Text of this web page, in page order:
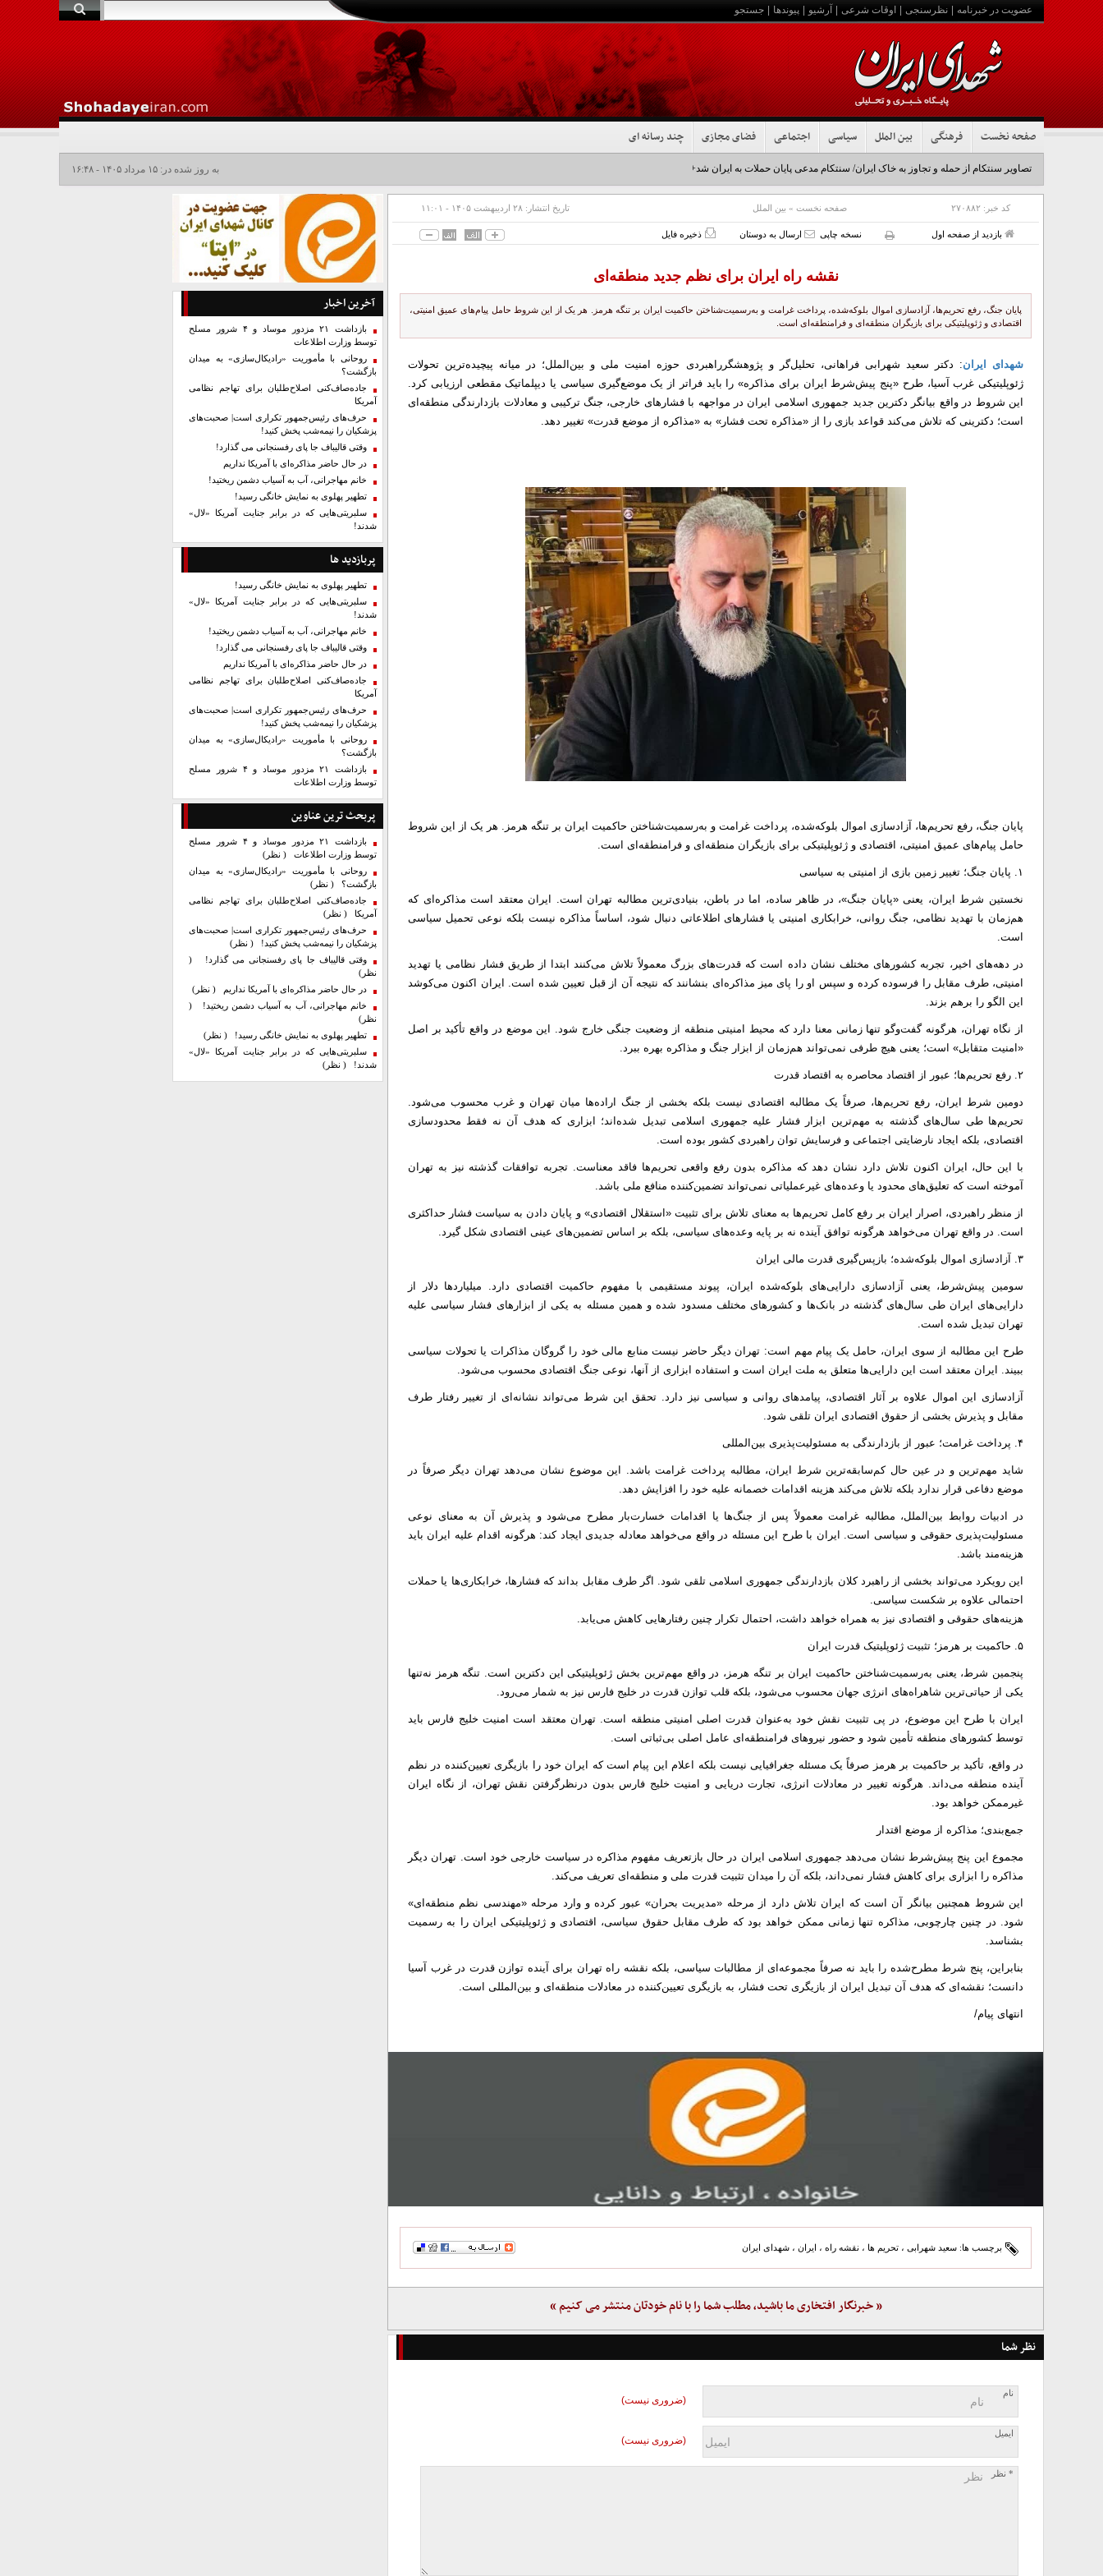
عضویت در خبرنامه نظرسنجی اوقات شرعی آرشیو پیوندها جستجو
صفحه نخست فرهنگی بین الملل سیاسی اجتماعی فضای مجازی چند رسانه ای
تصاویر سنتکام از حمله و تجاوز به خاک ایران/ سنتکام مدعی پایان حملات به ایران شد+فیلم به روز شده در: ۱۵ مرداد ۱۴۰۵ - ۱۶:۴۸
کد خبر: ۲۷۰۸۸۲ صفحه نخست » بین الملل تاریخ انتشار: ۲۸ ارديبهشت ۱۴۰۵ - ۱۱:۰۱
بازدید از صفحه اول نسخه چاپی ارسال به دوستان ذخیره فایل
نقشه راه ایران برای نظم جدید منطقه‌ای
پایان جنگ، رفع تحریم‌ها، آزادسازی اموال بلوکه‌شده، پرداخت غرامت و به‌رسمیت‌شناختن حاکمیت ایران بر تنگه هرمز. هر یک از این شروط حامل پیام‌های عمیق امنیتی،
اقتصادی و ژئوپلیتیکی برای بازیگران منطقه‌ای و فرامنطقه‌ای است.
شهدای ایران: دکتر سعید شهرابی فراهانی، تحلیل‌گر و پژوهشگرراهبردی حوزه امنیت ملی و بین‌الملل؛ در میانه پیچیده‌ترین تحولات
ژئوپلیتیکی غرب آسیا، طرح «پنج پیش‌شرط ایران برای مذاکره» را باید فراتر از یک موضع‌گیری سیاسی یا دیپلماتیک مقطعی ارزیابی کرد.
این شروط در واقع بیانگر دکترین جدید جمهوری اسلامی ایران در مواجهه با فشار‌های خارجی، جنگ ترکیبی و معادلات بازدارندگی منطقه‌ای
است؛ دکترینی که تلاش می‌کند قواعد بازی را از «مذاکره تحت فشار» به «مذاکره از موضع قدرت» تغییر دهد.
پایان جنگ، رفع تحریم‌ها، آزادسازی اموال بلوکه‌شده، پرداخت غرامت و به‌رسمیت‌شناختن حاکمیت ایران بر تنگه هرمز. هر یک از این شروط
حامل پیام‌های عمیق امنیتی، اقتصادی و ژئوپلیتیکی برای بازیگران منطقه‌ای و فرامنطقه‌ای است.
۱. پایان جنگ؛ تغییر زمین بازی از امنیتی به سیاسی
نخستین شرط ایران، یعنی «پایان جنگ»، در ظاهر ساده، اما در باطن، بنیادی‌ترین مطالبه تهران است. ایران معتقد است مذاکره‌ای که
هم‌زمان با تهدید نظامی، جنگ روانی، خرابکاری امنیتی یا فشار‌های اطلاعاتی دنبال شود، اساساً مذاکره نیست بلکه نوعی تحمیل سیاسی
است.
در دهه‌های اخیر، تجربه کشور‌های مختلف نشان داده است که قدرت‌های بزرگ معمولاً تلاش می‌کنند ابتدا از طریق فشار نظامی یا تهدید
امنیتی، طرف مقابل را فرسوده کرده و سپس او را پای میز مذاکره‌ای بنشانند که نتیجه آن از قبل تعیین شده است. ایران اکنون می‌کوشد
این الگو را برهم بزند.
از نگاه تهران، هرگونه گفت‌و‌گو تنها زمانی معنا دارد که محیط امنیتی منطقه از وضعیت جنگی خارج شود. این موضع در واقع تأکید بر اصل
«امنیت متقابل» است؛ یعنی هیچ طرفی نمی‌تواند هم‌زمان از ابزار جنگ و مذاکره بهره ببرد.
۲. رفع تحریم‌ها؛ عبور از اقتصاد محاصره به اقتصاد قدرت
دومین شرط ایران، رفع تحریم‌ها، صرفاً یک مطالبه اقتصادی نیست بلکه بخشی از جنگ اراده‌ها میان تهران و غرب محسوب می‌شود.
تحریم‌ها طی سال‌های گذشته به مهم‌ترین ابزار فشار علیه جمهوری اسلامی تبدیل شده‌اند؛ ابزاری که هدف آن نه فقط محدودسازی
اقتصادی، بلکه ایجاد نارضایتی اجتماعی و فرسایش توان راهبردی کشور بوده است.
با این حال، ایران اکنون تلاش دارد نشان دهد که مذاکره بدون رفع واقعی تحریم‌ها فاقد معناست. تجربه توافقات گذشته نیز به تهران
آموخته است که تعلیق‌های محدود یا وعده‌های غیرعملیاتی نمی‌تواند تضمین‌کننده منافع ملی باشد.
از منظر راهبردی، اصرار ایران بر رفع کامل تحریم‌ها به معنای تلاش برای تثبیت «استقلال اقتصادی» و پایان دادن به سیاست فشار حداکثری
است. در واقع تهران می‌خواهد هرگونه توافق آینده نه بر پایه وعده‌های سیاسی، بلکه بر اساس تضمین‌های عینی اقتصادی شکل گیرد.
۳. آزادسازی اموال بلوکه‌شده؛ بازپس‌گیری قدرت مالی ایران
سومین پیش‌شرط، یعنی آزادسازی دارایی‌های بلوکه‌شده ایران، پیوند مستقیمی با مفهوم حاکمیت اقتصادی دارد. میلیارد‌ها دلار از
دارایی‌های ایران طی سال‌های گذشته در بانک‌ها و کشور‌های مختلف مسدود شده و همین مسئله به یکی از ابزار‌های فشار سیاسی علیه
تهران تبدیل شده است.
طرح این مطالبه از سوی ایران، حامل یک پیام مهم است: تهران دیگر حاضر نیست منابع مالی خود را گروگان مذاکرات یا تحولات سیاسی
ببیند. ایران معتقد است این دارایی‌ها متعلق به ملت ایران است و استفاده ابزاری از آنها، نوعی جنگ اقتصادی محسوب می‌شود.
آزادسازی این اموال علاوه بر آثار اقتصادی، پیامد‌های روانی و سیاسی نیز دارد. تحقق این شرط می‌تواند نشانه‌ای از تغییر رفتار طرف
مقابل و پذیرش بخشی از حقوق اقتصادی ایران تلقی شود.
۴. پرداخت غرامت؛ عبور از بازدارندگی به مسئولیت‌پذیری بین‌المللی
شاید مهم‌ترین و در عین حال کم‌سابقه‌ترین شرط ایران، مطالبه پرداخت غرامت باشد. این موضوع نشان می‌دهد تهران دیگر صرفاً در
موضع دفاعی قرار ندارد بلکه تلاش می‌کند هزینه اقدامات خصمانه علیه خود را افزایش دهد.
در ادبیات روابط بین‌الملل، مطالبه غرامت معمولاً پس از جنگ‌ها یا اقدامات خسارت‌بار مطرح می‌شود و پذیرش آن به معنای نوعی
مسئولیت‌پذیری حقوقی و سیاسی است. ایران با طرح این مسئله در واقع می‌خواهد معادله جدیدی ایجاد کند: هرگونه اقدام علیه ایران باید
هزینه‌مند باشد.
این رویکرد می‌تواند بخشی از راهبرد کلان بازدارندگی جمهوری اسلامی تلقی شود. اگر طرف مقابل بداند که فشارها، خرابکاری‌ها یا حملات
احتمالی علاوه بر شکست سیاسی.
هزینه‌های حقوقی و اقتصادی نیز به همراه خواهد داشت، احتمال تکرار چنین رفتار‌هایی کاهش می‌یابد.
۵. حاکمیت بر هرمز؛ تثبیت ژئوپلیتیک قدرت ایران
پنجمین شرط، یعنی به‌رسمیت‌شناختن حاکمیت ایران بر تنگه هرمز، در واقع مهم‌ترین بخش ژئوپلیتیکی این دکترین است. تنگه هرمز نه‌تنها
یکی از حیاتی‌ترین شاهراه‌های انرژی جهان محسوب می‌شود، بلکه قلب توازن قدرت در خلیج فارس نیز به شمار می‌رود.
ایران با طرح این موضوع، در پی تثبیت نقش خود به‌عنوان قدرت اصلی امنیتی منطقه است. تهران معتقد است امنیت خلیج فارس باید
توسط کشور‌های منطقه تأمین شود و حضور نیرو‌های فرامنطقه‌ای عامل اصلی بی‌ثباتی است.
در واقع، تأکید بر حاکمیت بر هرمز صرفاً یک مسئله جغرافیایی نیست بلکه اعلام این پیام است که ایران خود را بازیگری تعیین‌کننده در نظم
آینده منطقه می‌داند. هرگونه تغییر در معادلات انرژی، تجارت دریایی و امنیت خلیج فارس بدون درنظرگرفتن نقش تهران، از نگاه ایران
غیرممکن خواهد بود.
جمع‌بندی؛ مذاکره از موضع اقتدار
مجموع این پنج پیش‌شرط نشان می‌دهد جمهوری اسلامی ایران در حال بازتعریف مفهوم مذاکره در سیاست خارجی خود است. تهران دیگر
مذاکره را ابزاری برای کاهش فشار نمی‌داند، بلکه آن را میدان تثبیت قدرت ملی و منطقه‌ای تعریف می‌کند.
این شروط همچنین بیانگر آن است که ایران تلاش دارد از مرحله «مدیریت بحران» عبور کرده و وارد مرحله «مهندسی نظم منطقه‌ای»
شود. در چنین چارچوبی، مذاکره تنها زمانی ممکن خواهد بود که طرف مقابل حقوق سیاسی، اقتصادی و ژئوپلیتیکی ایران را به رسمیت
بشناسد.
بنابراین، پنج شرط مطرح‌شده را باید نه صرفاً مجموعه‌ای از مطالبات سیاسی، بلکه نقشه راه تهران برای آینده توازن قدرت در غرب آسیا
دانست؛ نقشه‌ای که هدف آن تبدیل ایران از بازیگری تحت فشار، به بازیگری تعیین‌کننده در معادلات منطقه‌ای و بین‌المللی است.
انتهای پیام/
برچسب ها: سعید شهرابی ، تحریم ها ، نقشه راه ، ایران ، شهدای ایران
« خبرنگار افتخاری ما باشید، مطلب شما را با نام خودتان منتشر می کنیم »
نظر شما
نام
(ضروری نیست)
ایمیل
(ضروری نیست)
* نظر
آخرین اخبار
بازداشت ۲۱ مزدور موساد و ۴ شرور مسلح
توسط وزارت اطلاعات
روحانی با مأموریت «رادیکال‌سازی» به میدان
بازگشت؟
جاده‌صاف‌کنی اصلاح‌طلبان برای تهاجم نظامی
آمریکا
حرف‌های رئیس‌جمهور تکراری است| صحبت‌های
پزشکیان را نیمه‌شب پخش کنید!
وقتی قالیباف جا پای رفسنجانی می گذارد!
در حال حاضر مذاکره‌ای با آمریکا نداریم
خانم مهاجرانی، آب به آسیاب دشمن ریختید!
تطهیر پهلوی به نمایش خانگی رسید!
سلبریتی‌هایی که در برابر جنایت آمریکا «لال»
شدند!
پربازدید ها
تطهیر پهلوی به نمایش خانگی رسید!
سلبریتی‌هایی که در برابر جنایت آمریکا «لال»
شدند!
خانم مهاجرانی، آب به آسیاب دشمن ریختید!
وقتی قالیباف جا پای رفسنجانی می گذارد!
در حال حاضر مذاکره‌ای با آمریکا نداریم
جاده‌صاف‌کنی اصلاح‌طلبان برای تهاجم نظامی
آمریکا
حرف‌های رئیس‌جمهور تکراری است| صحبت‌های
پزشکیان را نیمه‌شب پخش کنید!
روحانی با مأموریت «رادیکال‌سازی» به میدان
بازگشت؟
بازداشت ۲۱ مزدور موساد و ۴ شرور مسلح
توسط وزارت اطلاعات
پربحث ترین عناوین
بازداشت ۲۱ مزدور موساد و ۴ شرور مسلح
توسط وزارت اطلاعات ( نظر)
روحانی با مأموریت «رادیکال‌سازی» به میدان
بازگشت؟ ( نظر)
جاده‌صاف‌کنی اصلاح‌طلبان برای تهاجم نظامی
آمریکا ( نظر)
حرف‌های رئیس‌جمهور تکراری است| صحبت‌های
پزشکیان را نیمه‌شب پخش کنید! ( نظر)
وقتی قالیباف جا پای رفسنجانی می گذارد! (
نظر)
در حال حاضر مذاکره‌ای با آمریکا نداریم ( نظر)
خانم مهاجرانی، آب به آسیاب دشمن ریختید! (
نظر)
تطهیر پهلوی به نمایش خانگی رسید! ( نظر)
سلبریتی‌هایی که در برابر جنایت آمریکا «لال»
شدند! ( نظر)